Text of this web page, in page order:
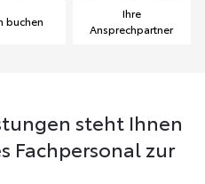
buchen
Ihre
Ansprechpartner
steht Ihnen
Fachpersonal zur